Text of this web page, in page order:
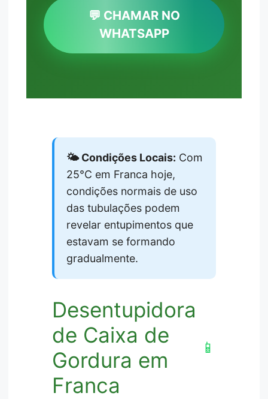
💬 CHAMAR NO
WHATSAPP
🌤️ Condições Locais: Com
25°C em Franca hoje,
condições normais de uso
das tubulações podem
revelar entupimentos que
estavam se formando
gradualmente.
Desentupidora
de Caixa de
Gordura em
Franca
📱